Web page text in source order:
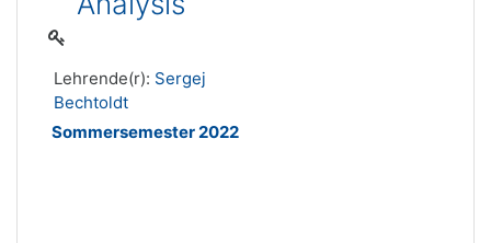
Lehrende(r): Sergej
Bechtoldt
Sommersemester 2022